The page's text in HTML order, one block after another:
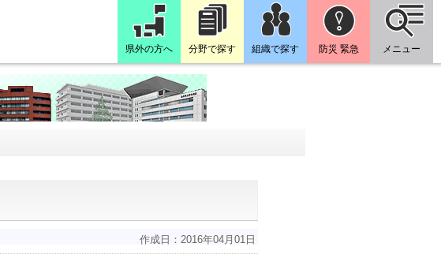
県外の方へ 分野で探す 組織で探す 防災 緊急 メニュー
作成日：2016年04月01日